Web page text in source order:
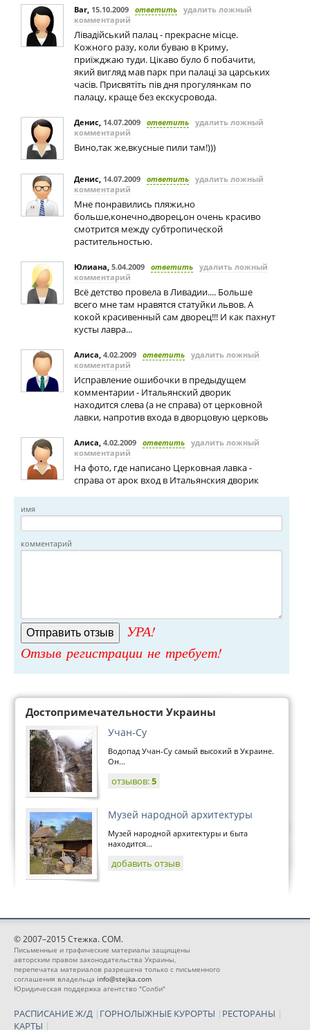
Bar, 15.10.2009 ответить удалить ложный
комментарий
Лівадійський палац - прекрасне місце.
Кожного разу, коли буваю в Криму,
приїжджаю туди. Цікаво було б побачити,
який вигляд мав парк при палаці за царських
часів. Присвятіть пів дня прогулянкам по
палацу, краще без екскусровода.
Денис, 14.07.2009 ответить удалить ложный
комментарий
Вино,так же,вкусные пили там!)))
Денис, 14.07.2009 ответить удалить ложный
комментарий
Мне понравились пляжи,но
больше,конечно,дворец,он очень красиво
смотрится между субтропической
растительностью.
Юлиана, 5.04.2009 ответить удалить ложный
комментарий
Всё детство провела в Ливадии.... Больше
всего мне там нравятся статуйки львов. А
кокой красивенный сам дворец!!! И как пахнут
кусты лавра...
Алиса, 4.02.2009 ответить удалить ложный
комментарий
Исправление ошибочки в предыдущем
комментарии - Итальянский дворик
находится слева (а не справа) от церковной
лавки, напротив входа в дворцовую церковь
Алиса, 4.02.2009 ответить удалить ложный
комментарий
На фото, где написано Церковная лавка -
справа от арок вход в Итальянския дворик
имя
комментарий
УРА!
Отзыв регистрации не требует!
Достопримечательности Украины
Учан-Су
Водопад Учан-Су самый высокий в Украине.
Он...
отзывов:5
Музей народной архитектуры
Музей народной архитектуры и быта
находится...
добавить отзыв
© 2007–2015 Стежка. COM.
Письменные и графические материалы защищены
авторским правом законодательства Украины,
перепечатка материалов разрешена только с письменного
соглашения владельца info@stejka.com
Юридическая поддержка агентство "Солби"
РАСПИСАНИЕ Ж/Д | ГОРНОЛЫЖНЫЕ КУРОРТЫ | РЕСТОРАНЫ |
КАРТЫ |